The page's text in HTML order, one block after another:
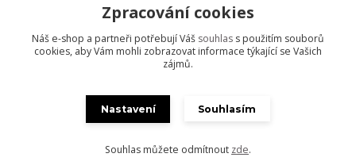
Copyright @ FREESTYLE-DANCE.CZ 2012-2024 - Všechny práva
Vytvořeno na
Eshop-rychle.cz
Zpracování cookies
Náš e-shop a partneři potřebují Váš souhlas s použitím souborů
cookies, aby Vám mohli zobrazovat informace týkající se Vašich
zájmů.
Nastavení Souhlasím
Souhlas můžete odmítnout zde.